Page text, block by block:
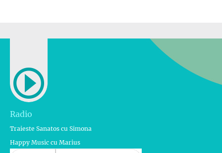
Radio
Traieste Sanatos cu Simona
Happy Music cu Marius